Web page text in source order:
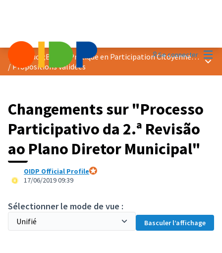
Se connecter
Prix &quot;Bonne Pratique en Participation Citoyenne&quot; 2019
/Propositions validées
Changements sur "Processo
Participativo da 2.ª Revisão
ao Plano Diretor Municipal"
OIDP Official Profile
17/06/2019 09:39
Sélectionner le mode de vue :
Basculer l’affichage